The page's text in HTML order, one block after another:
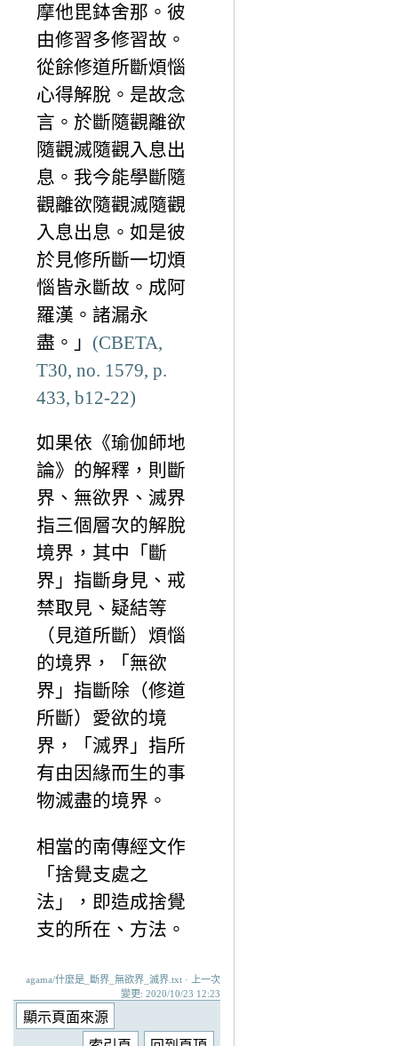
摩他毘鉢舍那。彼
由修習多修習故。
從餘修道所斷煩惱
心得解脫。是故念
言。於斷隨觀離欲
隨觀滅隨觀入息出
息。我今能學斷隨
觀離欲隨觀滅隨觀
入息出息。如是彼
於見修所斷一切煩
惱皆永斷故。成阿
羅漢。諸漏永
盡。」 (CBETA,
T30, no. 1579, p.
433, b12-22)
如果依《瑜伽師地
論》的解釋，則斷
界、無欲界、滅界
指三個層次的解脫
境界，其中「斷
界」指斷身見、戒
禁取見、疑結等
（見道所斷）煩惱
的境界，「無欲
界」指斷除（修道
所斷）愛欲的境
界，「滅界」指所
有由因緣而生的事
物滅盡的境界。
相當的南傳經文作
「捨覺支處之
法」，即造成捨覺
支的所在、方法。
agama/什麼是_斷界_無欲界_滅界.txt · 上一次
變更: 2020/10/23 12:23